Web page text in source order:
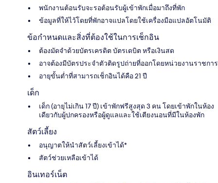
พนักงานต้อนรับจะรอต้อนรับผู้เข้าพักเมื่อมาถึงที่พัก
ข้อมูลที่ให้ไว้โดยที่พักอาจแปลโดยใช้เครื่องมือแปลอัตโนมัติ
ข้อกำหนดและสิ่งที่ต้องใช้ในการเช็กอิน
ต้องมัดจำด้วยบัตรเครดิต บัตรเดบิต หรือเงินสด
อาจต้องมีบัตรประจำตัวติดรูปถ่ายที่ออกโดยหน่วยงานราชการ
อายุขั้นต่ำที่สามารถเช็กอินได้คือ 21 ปี
เด็ก
เด็ก (อายุไม่เกิน 17 ปี) เข้าพักฟรีสูงสุด 3 คน โดยเข้าพักในห้อง
เดียวกับผู้ปกครองหรือผู้ดูแลและใช้เตียงนอนที่มีในห้องพัก
สัตว์เลี้ยง
อนุญาตให้นำสัตว์เลี้ยงเข้าได้*
สัตว์ช่วยเหลือเข้าได้
อินเทอร์เน็ต